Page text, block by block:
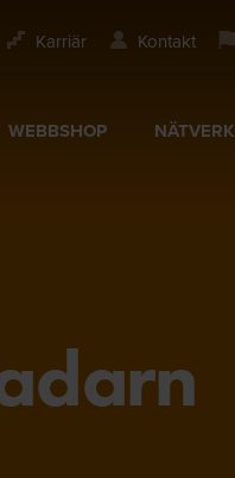
Karriär Kontakt
WEBBSHOP NÄTVERK